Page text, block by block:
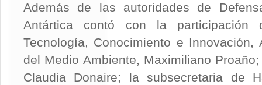
Además de las autoridades de
Antártica contó con la participación
Tecnología, Conocimiento e
del Medio Ambiente, Maximiliano
Claudia Donaire; la subsecretaria de